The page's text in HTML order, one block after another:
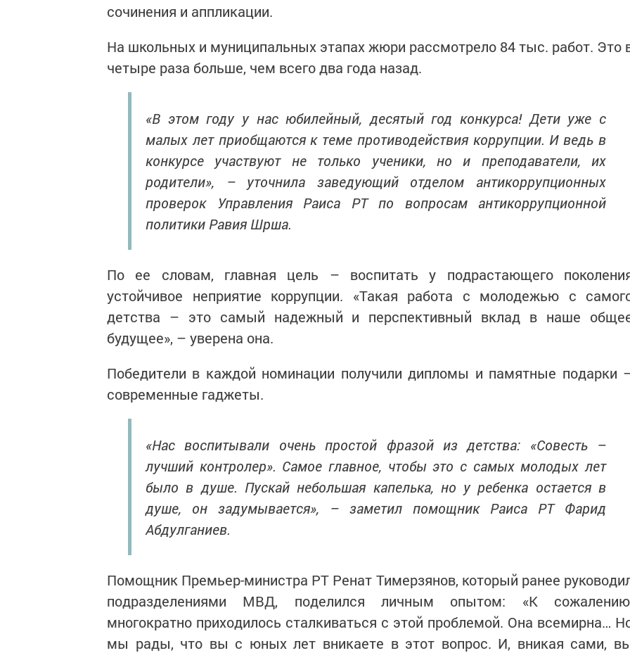
сочинения и аппликации.
На школьных и муниципальных этапах жюри рассмотрело 84 тыс. работ. Это
четыре раза больше, чем всего два года назад.
«В этом году у нас юбилейный, десятый год конкурса! Дети уже с
малых лет приобщаются к теме противодействия коррупции. И ведь в
конкурсе участвуют не только ученики, но и преподаватели, их
родители», – уточнила заведующий отделом антикоррупционных
проверок Управления Раиса РТ по вопросам антикоррупционной
политики Равия Шрша.
По ее словам, главная цель – воспитать у подрастающего
устойчивое неприятие коррупции. «Такая работа с молодежью с
детства – это самый надежный и перспективный вклад в наше
будущее», – уверена она.
Победители в каждой номинации получили дипломы и памятные подарки
современные гаджеты.
«Нас воспитывали очень простой фразой из детства: «Совесть –
лучший контролер». Самое главное, чтобы это с самых молодых лет
было в душе. Пускай небольшая капелька, но у ребенка остается в
душе, он задумывается», – заметил помощник Раиса РТ Фарид
Абдулганиев.
Помощник Премьер-министра РТ Ренат Тимерзянов, который ранее
подразделениями МВД, поделился личным опытом: «К
многократно приходилось сталкиваться с этой проблемой. Она всемирна…
мы рады, что вы с юных лет вникаете в этот вопрос. И, вникая сами,